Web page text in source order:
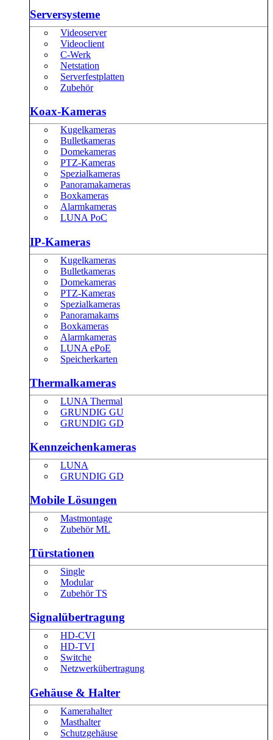
Serversysteme
Videoserver
Videoclient
C-Werk
Netstation
Serverfestplatten
Zubehör
Koax-Kameras
Kugelkameras
Bulletkameras
Domekameras
PTZ-Kameras
Spezialkameras
Panoramakameras
Boxkameras
Alarmkameras
LUNA PoC
IP-Kameras
Kugelkameras
Bulletkameras
Domekameras
PTZ-Kameras
Spezialkameras
Panoramakams
Boxkameras
Alarmkameras
LUNA ePoE
Speicherkarten
Thermalkameras
LUNA Thermal
GRUNDIG GU
GRUNDIG GD
Kennzeichenkameras
LUNA
GRUNDIG GD
Mobile Lösungen
Mastmontage
Zubehör ML
Türstationen
Single
Modular
Zubehör TS
Signalübertragung
HD-CVI
HD-TVI
Switche
Netzwerkübertragung
Gehäuse & Halter
Kamerahalter
Masthalter
Schutzgehäuse